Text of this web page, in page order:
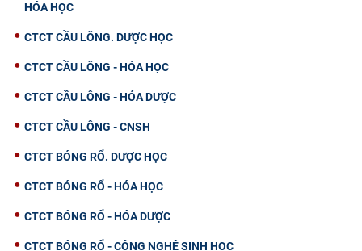
HÓA HỌC
CTCT CẦU LÔNG. DƯỢC HỌC
CTCT CẦU LÔNG - HÓA HỌC
CTCT CẦU LÔNG - HÓA DƯỢC
CTCT CẦU LÔNG - CNSH
CTCT BÓNG RỔ. DƯỢC HỌC
CTCT BÓNG RỔ - HÓA HỌC
CTCT BÓNG RỔ - HÓA DƯỢC
CTCT BÓNG RỔ - CÔNG NGHỆ SINH HỌC